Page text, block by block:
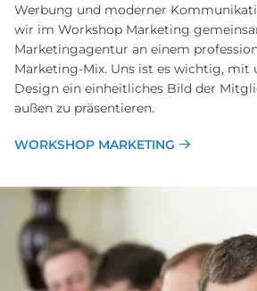
Werbung und moderner
wir im Workshop Marketing
Marketingagentur an einem
Marketing-Mix. Uns ist es wichtig, mit
Design ein einheitliches Bild der
außen zu präsentieren.
WORKSHOP MARKETING